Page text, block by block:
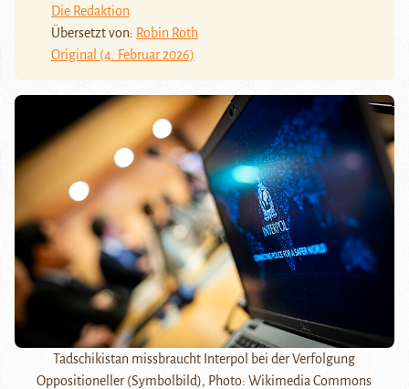
Die Redaktion
Übersetzt von: Robin Roth
Original (4. Februar 2026)
Tadschikistan missbraucht Interpol bei der Verfolgung
Oppositioneller (Symbolbild), Photo: Wikimedia Commons